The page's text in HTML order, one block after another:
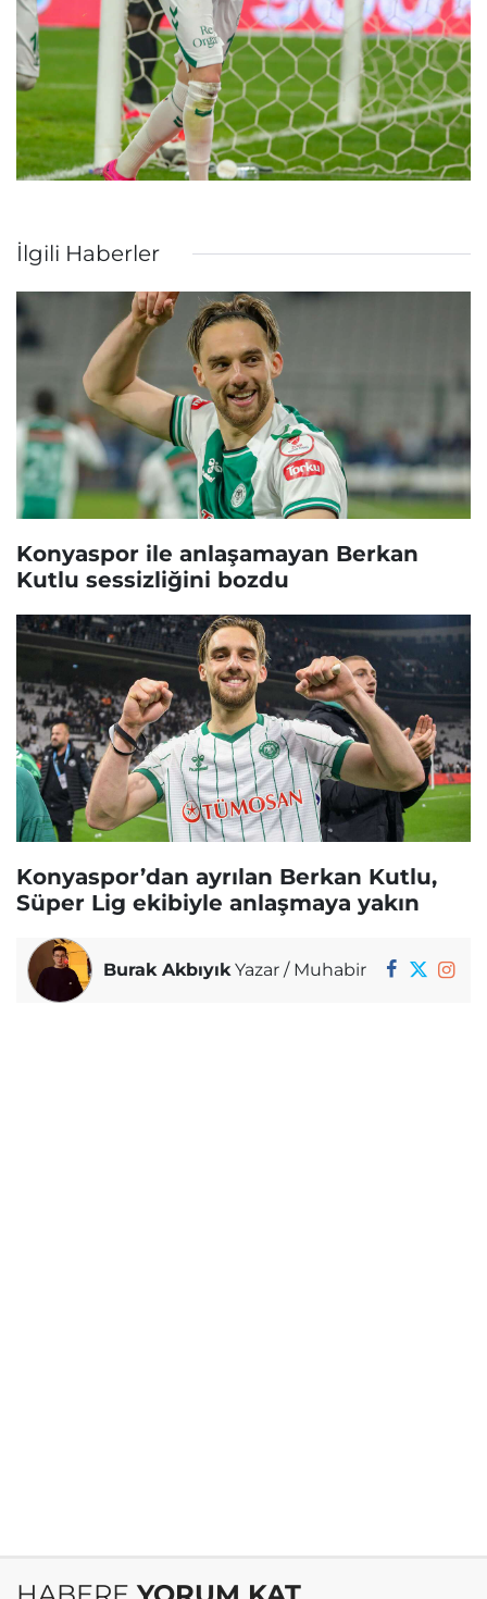
İlgili Haberler
Konyaspor ile anlaşamayan Berkan
Kutlu sessizliğini bozdu
Konyaspor’dan ayrılan Berkan Kutlu,
Süper Lig ekibiyle anlaşmaya yakın
Burak AkbıyıkYazar / Muhabir